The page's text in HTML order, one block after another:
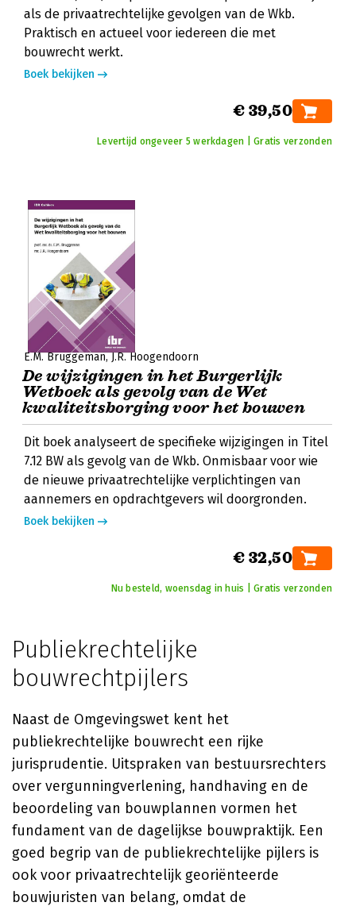
als de privaatrechtelijke gevolgen van de Wkb.
Praktisch en actueel voor iedereen die met
bouwrecht werkt.
Boek bekijken
€ 39,50
Levertijd ongeveer 5 werkdagen | Gratis verzonden
E.M. Bruggeman J.R. Hoogendoorn
De wijzigingen in het Burgerlijk
Wetboek als gevolg van de Wet
kwaliteitsborging voor het bouwen
Dit boek analyseert de specifieke wijzigingen in Titel
7.12 BW als gevolg van de Wkb. Onmisbaar voor wie
de nieuwe privaatrechtelijke verplichtingen van
aannemers en opdrachtgevers wil doorgronden.
Boek bekijken
€ 32,50
Nu besteld, woensdag in huis | Gratis verzonden
Publiekrechtelijke
bouwrechtpijlers
Naast de Omgevingswet kent het
publiekrechtelijke bouwrecht een rijke
jurisprudentie. Uitspraken van bestuursrechters
over vergunningverlening, handhaving en de
beoordeling van bouwplannen vormen het
fundament van de dagelijkse bouwpraktijk. Een
goed begrip van de publiekrechtelijke pijlers is
ook voor privaatrechtelijk georiënteerde
bouwjuristen van belang, omdat de